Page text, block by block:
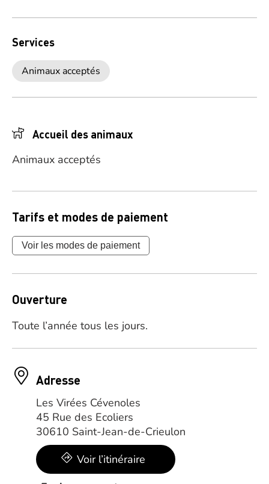
Services
Animaux acceptés
Accueil des animaux
Animaux acceptés
Tarifs et modes de paiement
Voir les modes de paiement
Ouverture
Toute l’année tous les jours.
Adresse
Les Virées Cévenoles
45 Rue des Ecoliers
30610 Saint-Jean-de-Crieulon
Voir l’itinéraire